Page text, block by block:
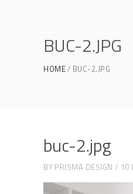
BUC-2.JPG
HOME BUC-2.JPG
buc-2.jpg
BY PRISMA DESIGN 10